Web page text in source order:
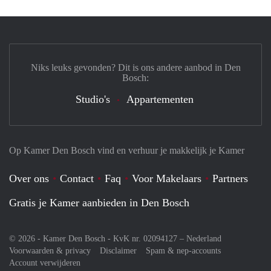
Op Kamer Den Bosch vind en verhuur je makkelijk je Kamer
Over ons Contact Faq Voor Makelaars
Partners
Gratis je Kamer aanbieden in Den Bosch
© 2026 - Kamer Den Bosch - KvK nr. 02094127 – Nederland
Voorwaarden & privacy
Disclaimer
Spam & nep-accounts
Account verwijderen
Niks leuks gevonden? Dit is ons andere aanbod in Den
Bosch:
Studio's Appartementen